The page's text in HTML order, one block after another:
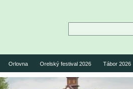
Orlovna Orelský festival 2026 Tábor 2026